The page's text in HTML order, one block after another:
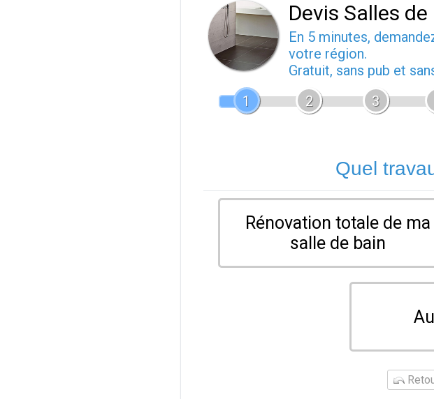
Devis Salles
En 5 minutes,
votre région.
Gratuit, sans pub et
1
2 3
Quel
Rénovation totale de ma
salle de bain